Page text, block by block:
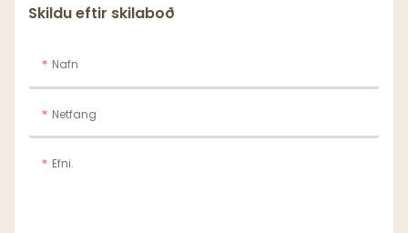
Skildu eftir skilaboð
Nafn
Netfang
Efni.